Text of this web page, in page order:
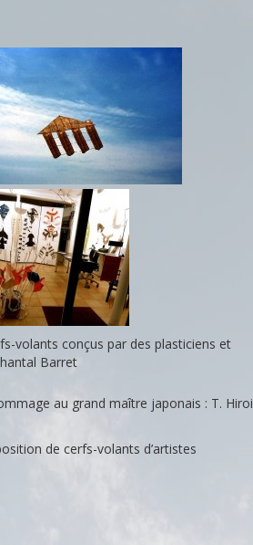
volants conçus par des plasticiens et
Barret
au grand maître japonais : T. Hiroi
de cerfs-volants d’artistes